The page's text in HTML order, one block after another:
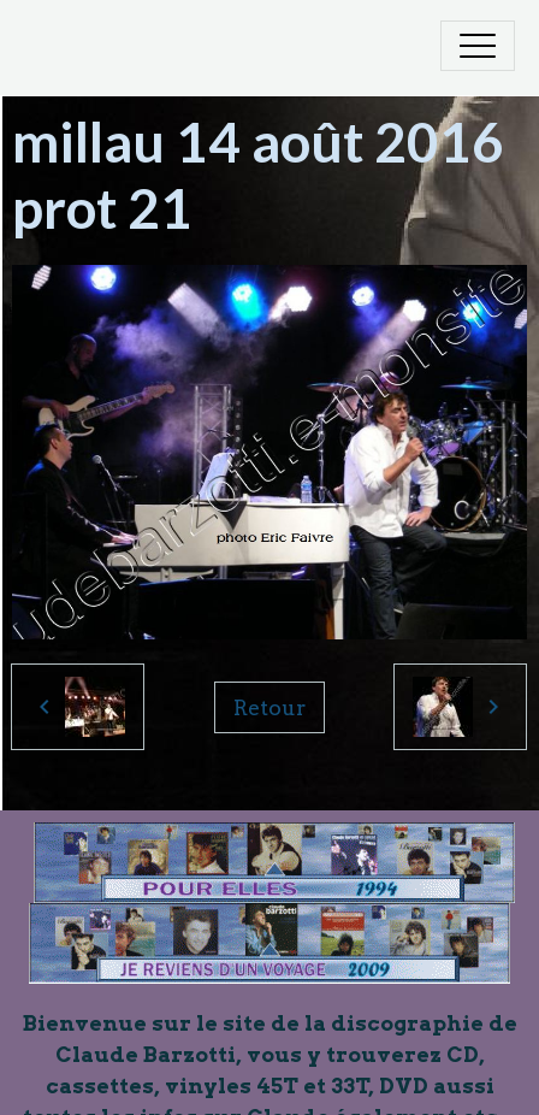
millau 14 août 2016
prot 21
Retour
Bienvenue sur le site de la discographie de
Claude Barzotti, vous y trouverez CD,
cassettes, vinyles 45T et 33T, DVD aussi